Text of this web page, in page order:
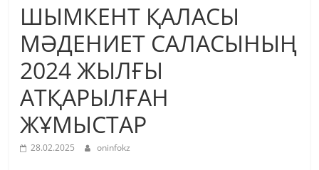
ШЫМКЕНТ ҚАЛАСЫ
МӘДЕНИЕТ САЛАСЫНЫҢ
2024 ЖЫЛҒЫ
АТҚАРЫЛҒАН
ЖҰМЫСТАР
28.02.2025 oninfokz